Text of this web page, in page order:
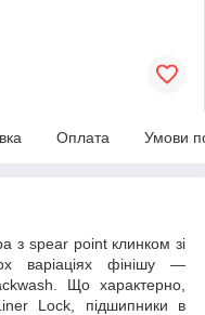
Оплата Умови
з spear point клинком зі
варіаціях фінішу —
Що характерно,
Lock, підшипники в